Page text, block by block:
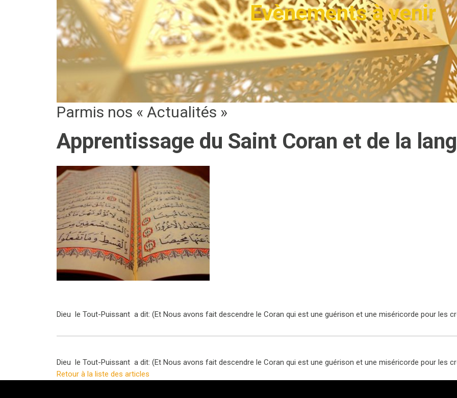
Evènements à venir
Parmis nos « Actualités »
Apprentissage du Saint Coran et de la
Dieu le Tout-Puissant a dit: (Et Nous avons fait descendre le Coran qui est une guérison et une miséricorde pour les
Dieu le Tout-Puissant a dit: (Et Nous avons fait descendre le Coran qui est une guérison et une miséricorde pour les
Retour à la liste des articles